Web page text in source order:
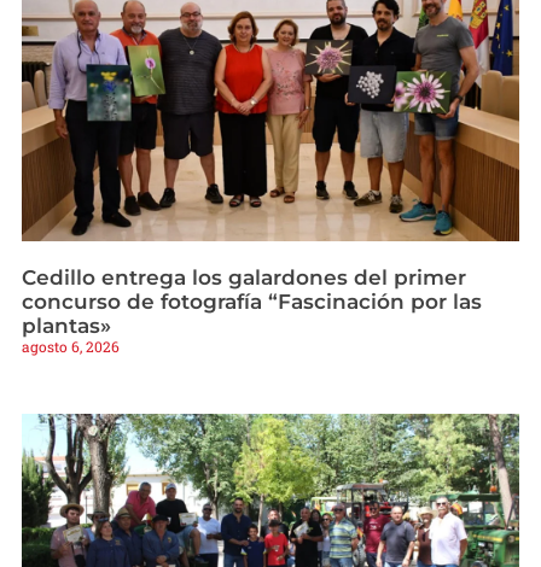
Cedillo entrega los galardones del primer
concurso de fotografía “Fascinación por las
plantas»
agosto 6, 2026